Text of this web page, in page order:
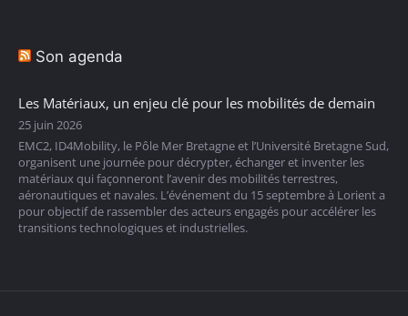
Son agenda
Les Matériaux, un enjeu clé pour les mobilités de demain
25 juin 2026
EMC2, ID4Mobility, le Pôle Mer Bretagne et l’Université Bretagne Sud,
organisent une journée pour décrypter, échanger et inventer les
matériaux qui façonneront l’avenir des mobilités terrestres,
aéronautiques et navales. L’événement du 15 septembre à Lorient a
pour objectif de rassembler des acteurs engagés pour accélérer les
transitions technologiques et industrielles.